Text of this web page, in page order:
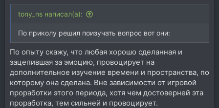
tony_ns написал(а):
По приколу решил поизучать вопрос вот они:
По опыту скажу, что любая хорошо сделанная и
зацепившая за эмоцию, провоцирует на
дополнительное изучение времени и пространства, по
которому она сделана. Вне зависимости от игровой
проработки этого периода, хотя чем достоверней эта
проработка, тем сильней и провоцирует.